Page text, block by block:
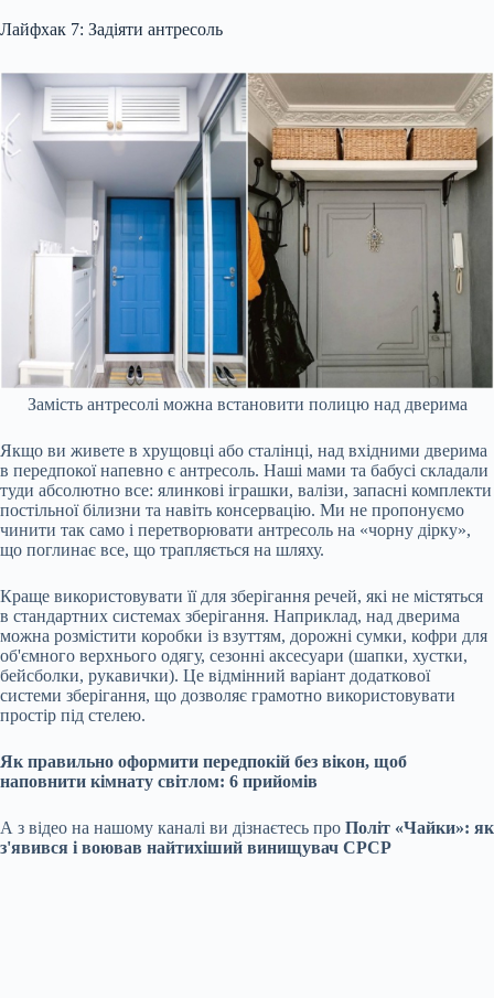
Лайфхак 7: Задіяти антресоль
Замість антресолі можна встановити полицю над дверима
Якщо ви живете в хрущовці або сталінці, над вхідними дверима
в передпокої напевно є антресоль. Наші мами та бабусі складали
туди абсолютно все: ялинкові іграшки, валізи, запасні комплекти
постільної білизни та навіть консервацію. Ми не пропонуємо
чинити так само і перетворювати антресоль на «чорну дірку»,
що поглинає все, що трапляється на шляху.
Краще використовувати її для зберігання речей, які не містяться
в стандартних системах зберігання. Наприклад, над дверима
можна розмістити коробки із взуттям, дорожні сумки, кофри для
об'ємного верхнього одягу, сезонні аксесуари (шапки, хустки,
бейсболки, рукавички). Це відмінний варіант додаткової
системи зберігання, що дозволяє грамотно використовувати
простір під стелею.
Як правильно оформити передпокій без вікон, щоб
наповнити кімнату світлом: 6 прийомів
А з відео на нашому каналі ви дізнаєтесь про Політ «Чайки»: як
з'явився і воював найтихіший винищувач СРСР